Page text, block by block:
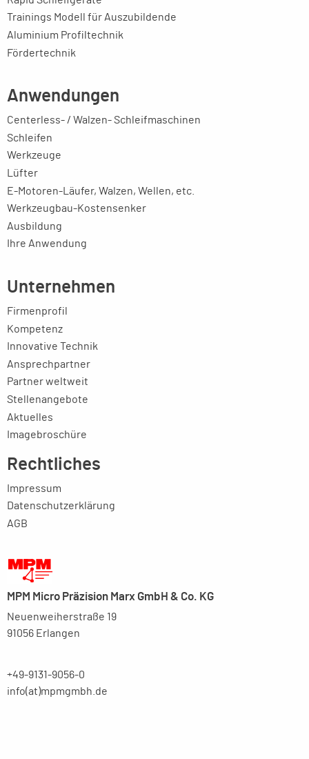
Trainings Modell für Auszubildende
Aluminium Profiltechnik
Fördertechnik
Anwendungen
Centerless- / Walzen- Schleifmaschinen
Schleifen
Werkzeuge
Lüfter
E-Motoren-Läufer, Walzen, Wellen, etc.
Werkzeugbau-Kostensenker
Ausbildung
Ihre Anwendung
Unternehmen
Firmenprofil
Kompetenz
Innovative Technik
Ansprechpartner
Partner weltweit
Stellenangebote
Aktuelles
Imagebroschüre
Rechtliches
Impressum
Datenschutzerklärung
AGB
MPM Micro Präzision Marx GmbH & Co. KG
Neuenweiherstraße 19
91056 Erlangen
+49-9131-9056-0
info(at)mpmgmbh.de